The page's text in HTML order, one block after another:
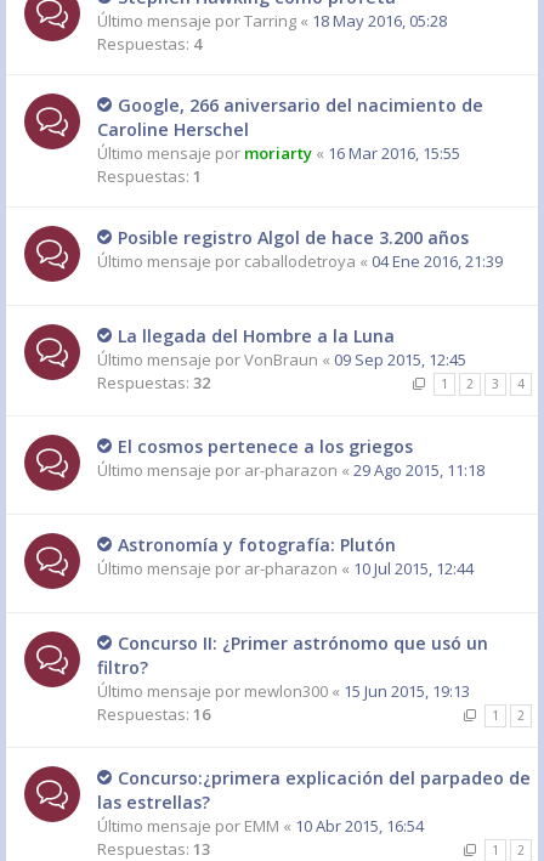
Último mensaje porTarring « 18 May 2016, 05:28
Respuestas: 4
Google, 266 aniversario del nacimiento de
Caroline Herschel
Último mensaje por moriarty « 16 Mar 2016, 15:55
Respuestas: 1
Posible registro Algol de hace 3.200 años
Último mensaje por caballodetroya « 04 Ene 2016, 21:39
La llegada del Hombre a la Luna
Último mensaje porVonBraun « 09 Sep 2015, 12:45
Respuestas: 32 1 2 3 4
El cosmos pertenece a los griegos
Último mensaje por ar-pharazon « 29 Ago 2015, 11:18
Astronomía y fotografía: Plutón
Último mensaje por ar-pharazon « 10 Jul 2015, 12:44
Concurso II: ¿Primer astrónomo que usó un
filtro?
Último mensaje por mewlon300 « 15 Jun 2015, 19:13
Respuestas: 16 1 2
Concurso:¿primera explicación del parpadeo de
las estrellas?
Último mensaje por EMM « 10 Abr 2015, 16:54
Respuestas: 13 1 2